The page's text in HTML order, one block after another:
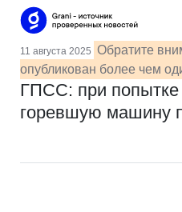
11 августа 2025 Обратите
опубликован более чем
ГПСС: при попытке
горевшую машину